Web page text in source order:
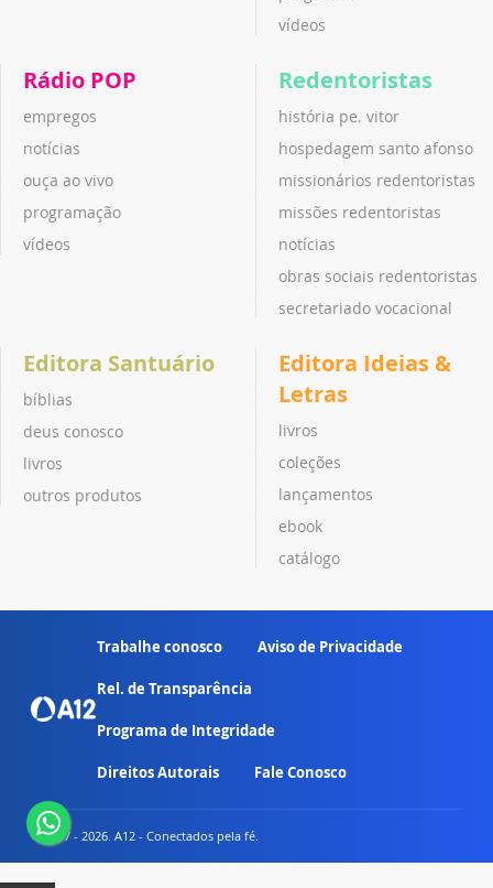
vídeos
Rádio POP
empregos
notícias
ouça ao vivo
programação
vídeos
Redentoristas
história pe. vitor
hospedagem santo afonso
missionários redentoristas
missões redentoristas
notícias
obras sociais redentoristas
secretariado vocacional
Editora Santuário
bíblias
deus conosco
livros
outros produtos
Editora Ideias &
Letras
livros
coleções
lançamentos
ebook
catálogo
Trabalhe conosco Aviso de Privacidade
Rel. de Transparência
Programa de Integridade
Direitos Autorais Fale Conosco
© 2007 - 2026. A12 - Conectados pela fé.